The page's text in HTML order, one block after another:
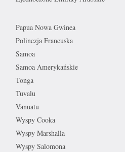
Papua Nowa Gwinea
Polinezja Francuska
Samoa
Samoa Amerykańskie
Tonga
Tuvalu
Vanuatu
Wyspy Cooka
Wyspy Marshalla
Wyspy Salomona